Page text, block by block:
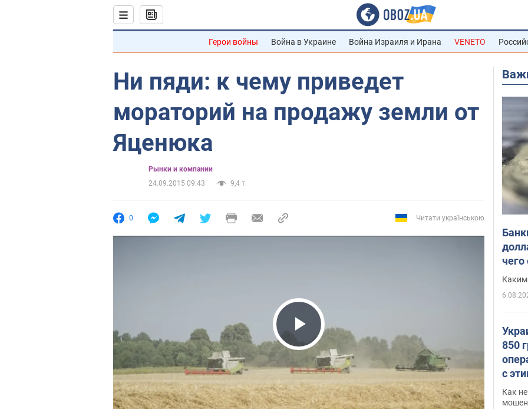
Герои войны Война в Украине Война Израиля и Ирана VENETO
Ни пяди: к чему приведет
мораторий на продажу земли от
Яценюка
Рынки и компании
24.09.2015 09:43
9,4 т.
0 Читати українською
Play Video
Каким
850
с
Как